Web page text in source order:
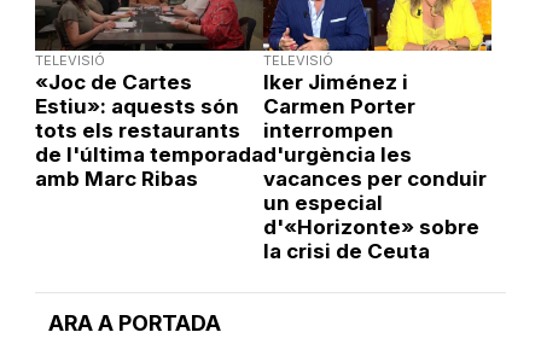
ARA A PORTADA
TELEVISIÓ
«Joc de Cartes
Estiu»: aquests són
tots els restaurants
de l'última temporada
amb Marc Ribas
TELEVISIÓ
Iker Jiménez i
Carmen Porter
interrompen
d'urgència les
vacances per conduir
un especial
d'«Horizonte» sobre
la crisi de Ceuta